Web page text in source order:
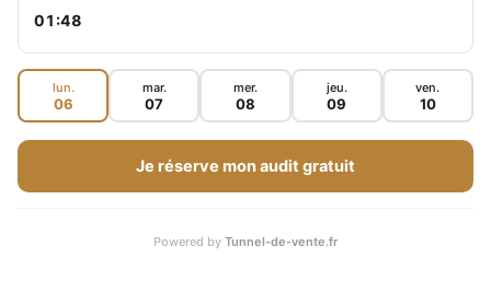
ascenseurs, la sécurité, ainsi que les coûts liés
à l’accès à Internet et à la télévision par câble
ou satellite.
Depuis l’invasion de la Russie en Ukraine le 24
flambé en Europe et un peu partout dans le
01:47
lun.
06
mar.
07
mer.
08
jeu.
09
ven.
10
Je réserve mon audit gratuit
Powered by Tunnel-de-vente.fr